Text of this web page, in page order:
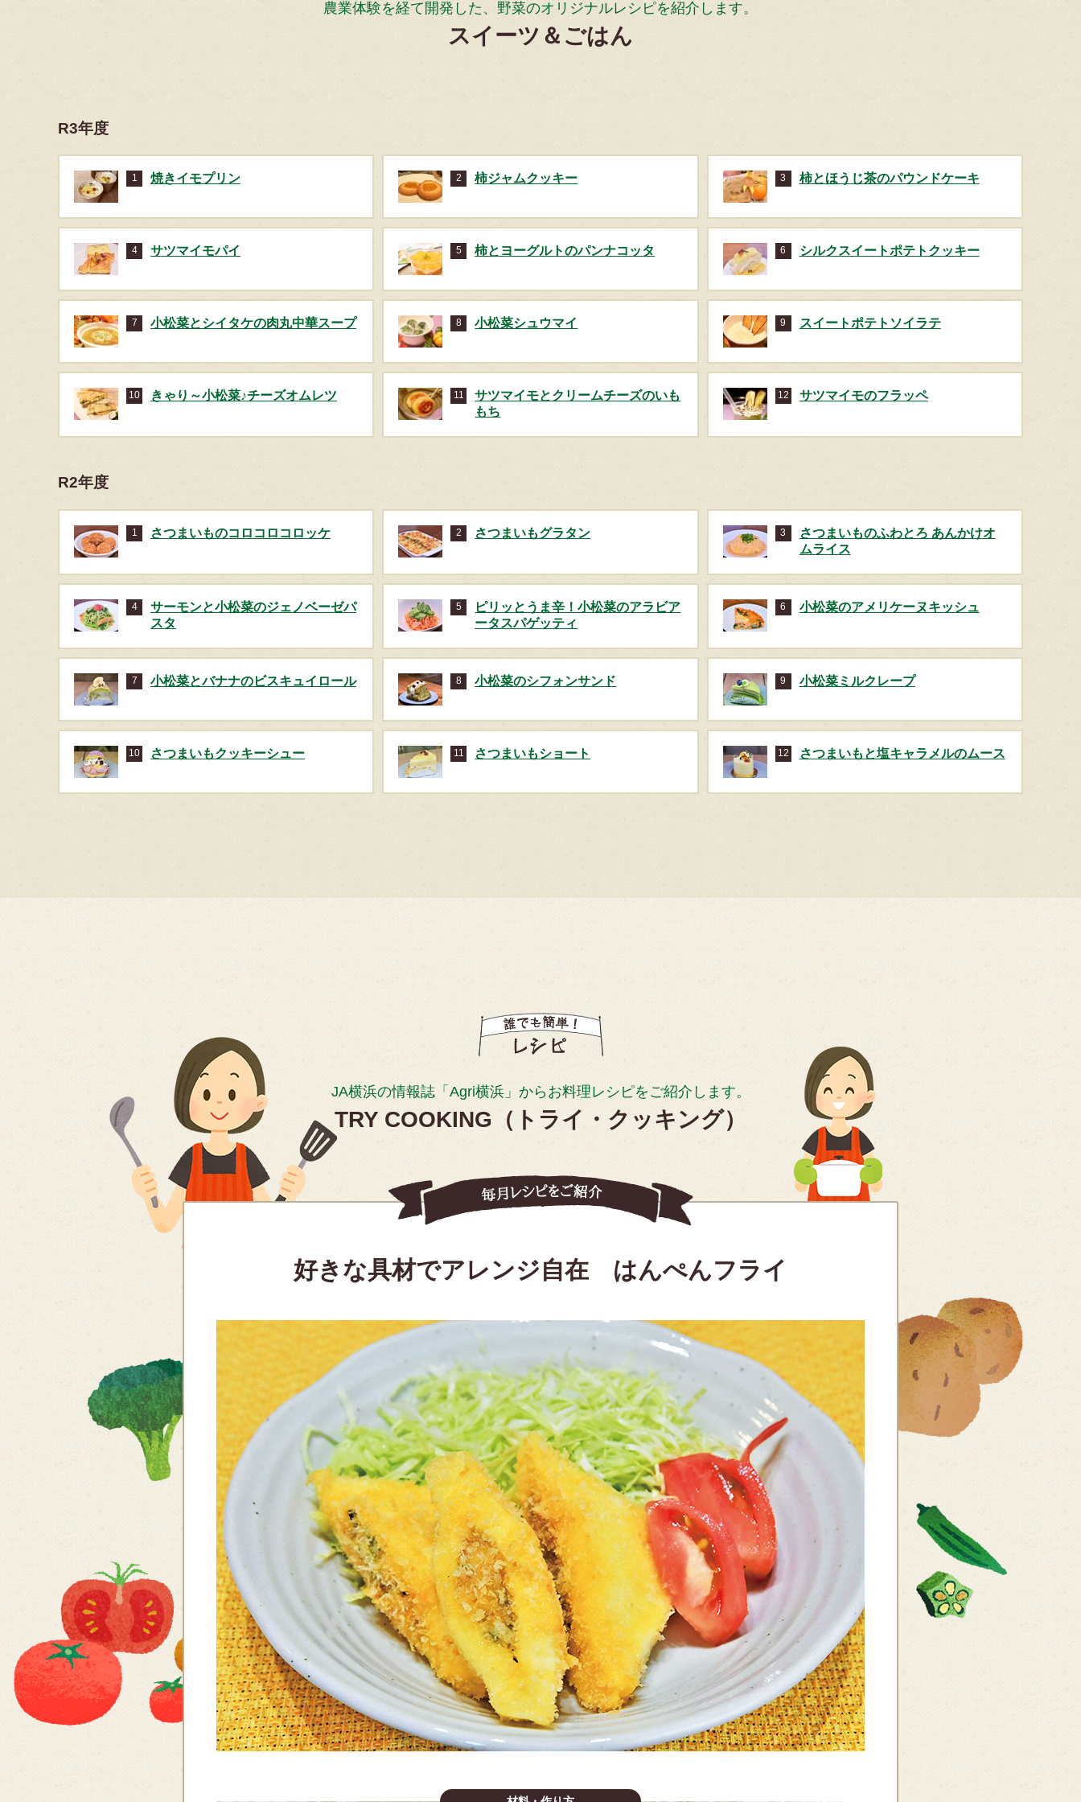
農業体験を経て開発した、野菜のオリジナルレシピを紹介します。
スイーツ＆ごはん
R3年度
1 焼きイモプリン 2 柿ジャムクッキー 3 柿とほうじ茶のパウンドケーキ
4 サツマイモパイ 5 柿とヨーグルトのパンナコッタ 6 シルクスイートポテトクッキー
7 小松菜とシイタケの肉丸中華スープ 8 小松菜シュウマイ 9 スイートポテトソイラテ
10 きゃり～小松菜♪チーズオムレツ 11
サツマイモとクリームチーズのいも
もち
12 サツマイモのフラッペ
R2年度
1 さつまいものコロコロコロッケ 2 さつまいもグラタン 3
さつまいものふわとろ あんかけオ
ムライス
4
サーモンと⼩松菜のジェノベーゼパ
スタ
5
ピリッとうま⾟！⼩松菜のアラビア
ータスパゲッティ
6 ⼩松菜のアメリケーヌキッシュ
7 ⼩松菜とバナナのビスキュイロール 8 ⼩松菜のシフォンサンド 9 ⼩松菜ミルクレープ
10 さつまいもクッキーシュー 11 さつまいもショート 12 さつまいもと塩キャラメルのムース
JA横浜の情報誌「Agri横浜」からお料理レシピをご紹介します。
TRY COOKING（トライ・クッキング）
好きな具材でアレンジ自在 はんぺんフライ